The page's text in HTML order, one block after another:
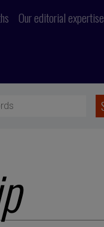
Our editorial expertise